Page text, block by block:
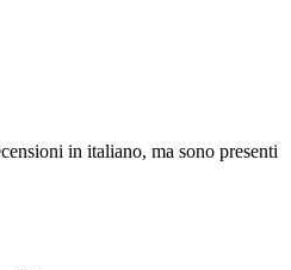
in italiano, ma sono presenti